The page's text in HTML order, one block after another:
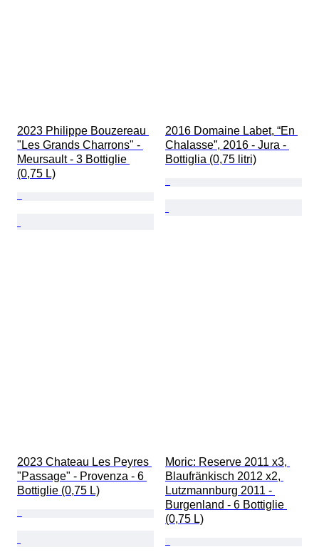
2023 Philippe Bouzereau
"Les Grands Charrons" -
Meursault - 3 Bottiglie
(0,75 L)
2016 Domaine Labet, “En
Chalasse”, 2016 - Jura -
Bottiglia (0,75 litri)
2023 Chateau Les Peyres
"Passage" - Provenza - 6
Bottiglie (0,75 L)
Moric: Reserve 2011 x3,
Blaufränkisch 2012 x2,
Lutzmannburg 2011 -
Burgenland - 6 Bottiglie
(0,75 L)